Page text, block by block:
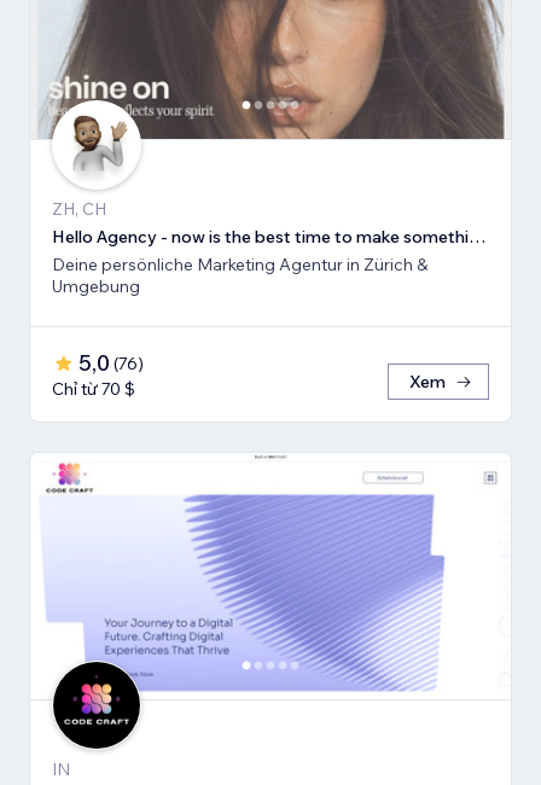
ZH, CH
Hello Agency - now is the best time to make something new!
Deine persönliche Marketing Agentur in Zürich &
Umgebung
5,0 (76)
Chỉ từ 70 $
Xem
IN